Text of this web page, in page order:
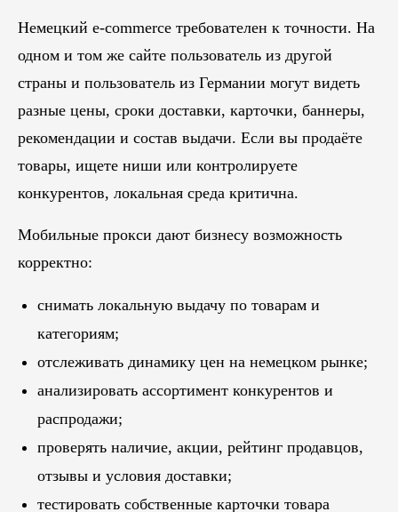
Немецкий e-commerce требователен к точности. На
одном и том же сайте пользователь из другой
страны и пользователь из Германии могут видеть
разные цены, сроки доставки, карточки, баннеры,
рекомендации и состав выдачи. Если вы продаёте
товары, ищете ниши или контролируете
конкурентов, локальная среда критична.
Мобильные прокси дают бизнесу возможность
корректно:
снимать локальную выдачу по товарам и
категориям;
отслеживать динамику цен на немецком рынке;
анализировать ассортимент конкурентов и
распродажи;
проверять наличие, акции, рейтинг продавцов,
отзывы и условия доставки;
тестировать собственные карточки товара